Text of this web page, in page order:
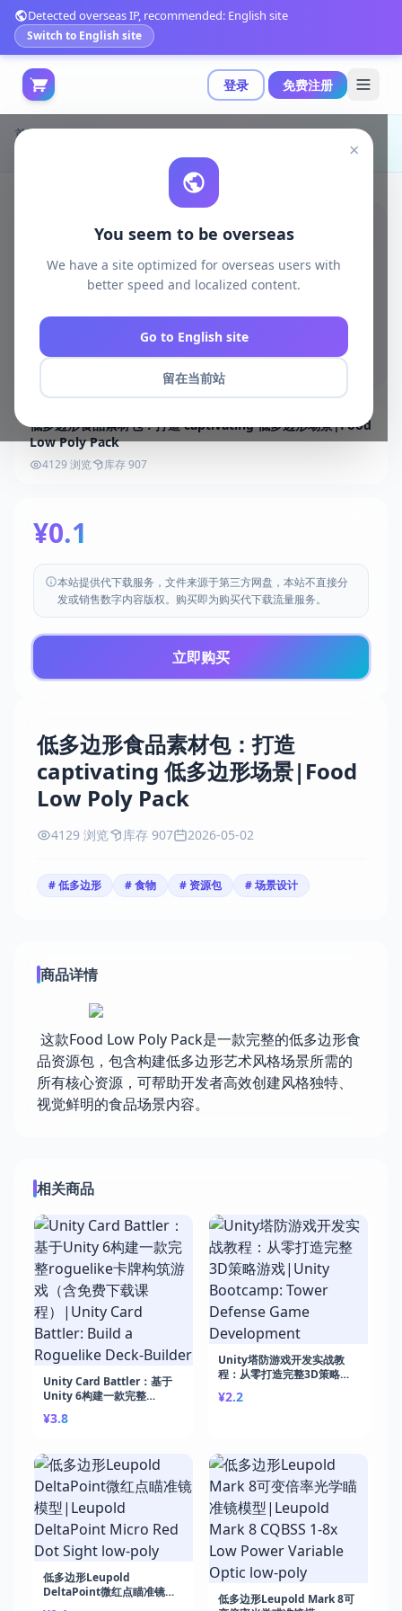
登录 免费注册
Detected overseas IP, recommended: English site
Switch to English site
×
You seem to be overseas
We have a site optimized for overseas users with
better speed and localized content.
Go to English site
留在当前站
首页 游戏开发 unity资源
Unity 3D-Models
低多边形食品素材包：打造
captivating 低多边形场景|Food
Low Poly Pack
4129 浏览 库存 907 2026-05-02
# 低多边形 # 食物 # 资源包 # 场景设计
商品详情
这款Food Low Poly Pack是一款完整的低多边形食
品资源包，包含构建低多边形艺术风格场景所需的
所有核心资源，可帮助开发者高效创建风格独特、
视觉鲜明的食品场景内容。
相关商品
Unity Card Battler：基于
Unity 6构建一款完整
免费下载课程）|Unity Card
Deck-Builder
¥3.8
Unity塔防游戏开发实战教
程：从零打造完整3D策略游
Defense Game
¥2.2
低多边形Leupold
DeltaPoint微红点瞄准镜模
低多边形Leupold Mark 8可
低多边形食品素材包：打造 captivating 低多边形场景|Food
Low Poly Pack
4129 浏览 库存 907
¥0.1
本站提供代下载服务，文件来源于第三方网盘，本站不直接分
发或销售数字内容版权。购买即为购买代下载流量服务。
立即购买